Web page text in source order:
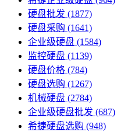
硬盘批发 (1877)
硬盘采购 (1641)
企业级硬盘 (1584)
监控硬盘 (1139)
硬盘价格 (784)
硬盘选购 (1267)
机械硬盘 (2784)
企业级硬盘批发 (687)
希捷硬盘选购 (948)